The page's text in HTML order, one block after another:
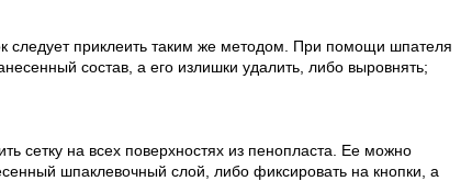
следует приклеить таким же методом. При помощи шпателя
состав, а его излишки удалить, либо выровнять;
сетку на всех поверхностях из пенопласта. Ее можно
шпаклевочный слой, либо фиксировать на кнопки, а